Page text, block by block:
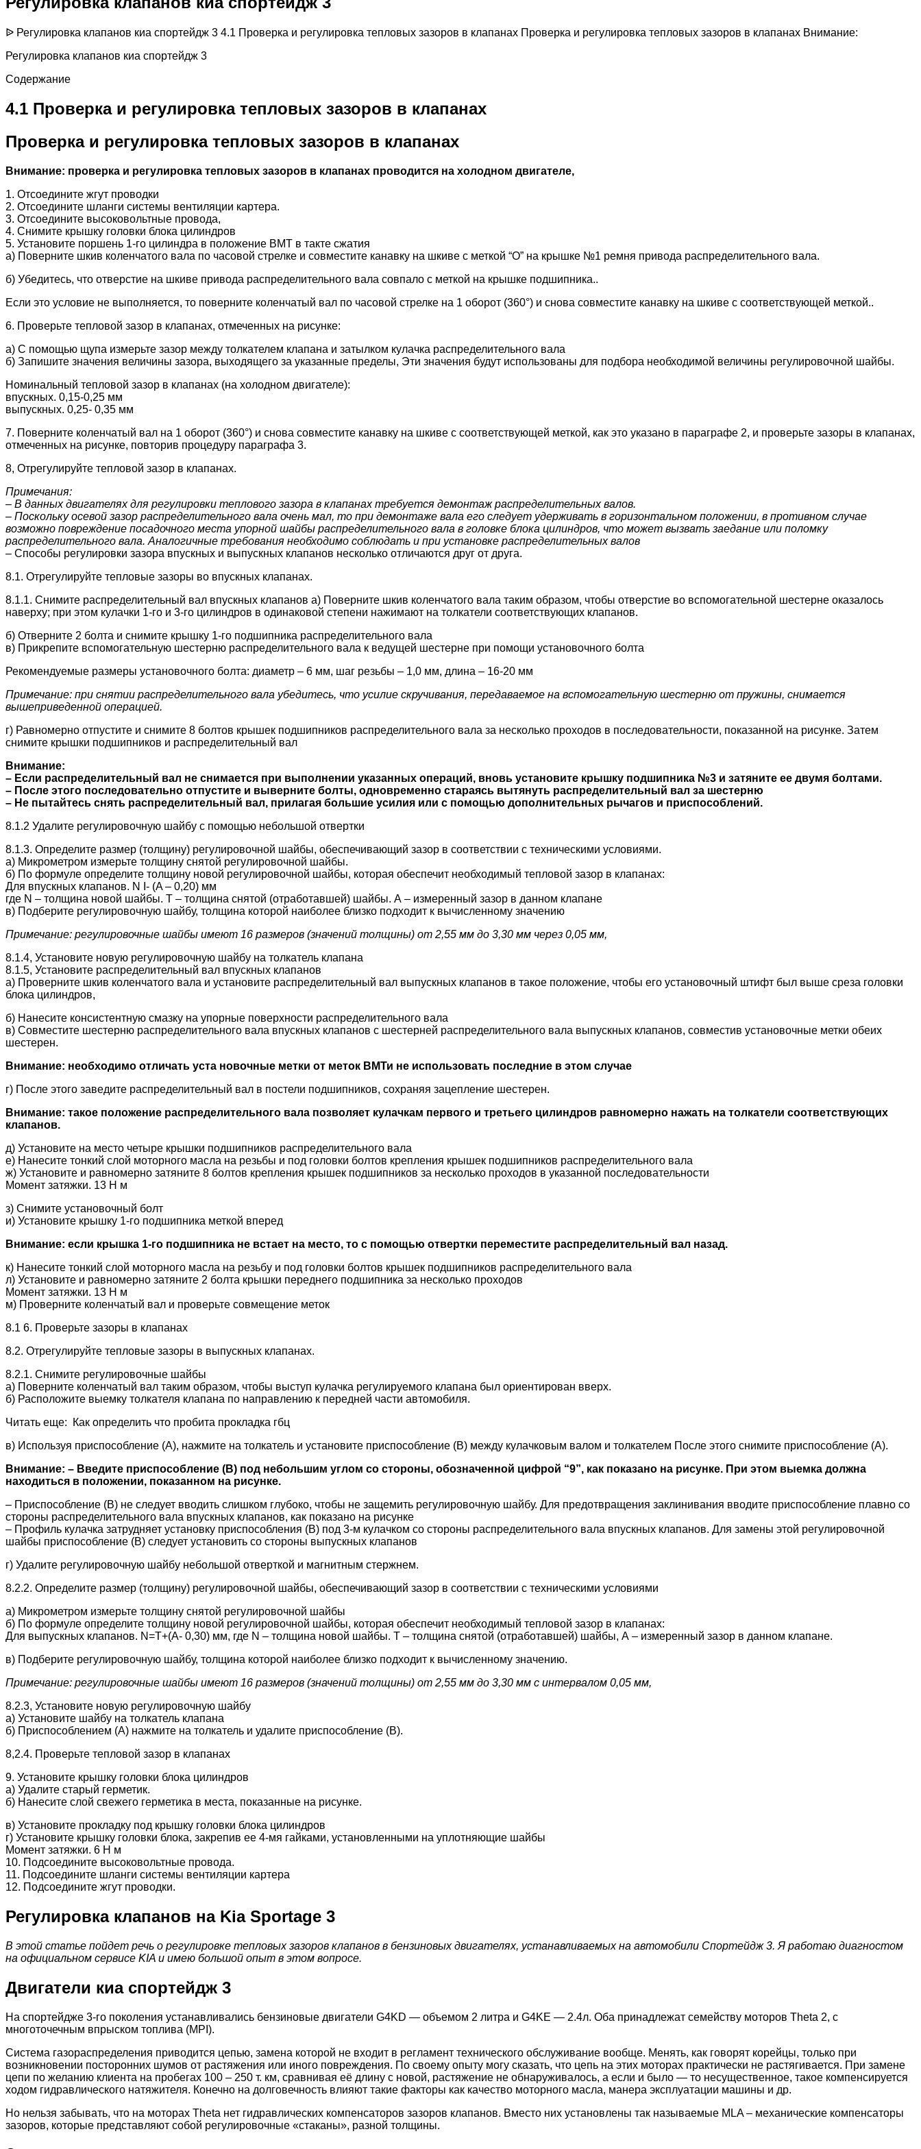
ᐉ Регулировка клапанов киа спортейдж 3 4.1 Проверка и регулировка тепловых зазоров в клапанах Проверка и регулировка тепловых зазоров в клапанах Внимание:
Регулировка клапанов киа спортейдж 3
Содержание
4.1 Проверка и регулировка тепловых зазоров в клапанах
Проверка и регулировка тепловых зазоров в клапанах
Внимание: проверка и регулировка тепловых зазоров в клапанах проводится на холодном двигателе,
1. Отсоедините жгут проводки
2. Отсоедините шланги системы вентиляции картера.
3. Отсоедините высоковольтные провода,
4. Снимите крышку головки блока цилиндров
5. Установите поршень 1-го цилиндра в положение ВМТ в такте сжатия
а) Поверните шкив коленчатого вала по часовой стрелке и совместите канавку на шкиве с меткой “О” на крышке №1 ремня привода распределительного вала.
б) Убедитесь, что отверстие на шкиве привода распределительного вала совпало с меткой на крышке подшипника..
Если это условие не выполняется, то поверните коленчатый вал по часовой стрелке на 1 оборот (360°) и снова совместите канавку на шкиве с соответствующей меткой..
6. Проверьте тепловой зазор в клапанах, отмеченных на рисунке:
а) С помощью щупа измерьте зазор между толкателем клапана и затылком кулачка распределительного вала
б) Запишите значения величины зазора, выходящего за указанные пределы, Эти значения будут использованы для подбора необходимой величины регулировочной шайбы.
Номинальный тепловой зазор в клапанах (на холодном двигателе):
впускных. 0,15-0,25 мм
выпускных. 0,25- 0,35 мм
7. Поверните коленчатый вал на 1 оборот (360°) и снова совместите канавку на шкиве с соответствующей меткой, как это указано в параграфе 2, и проверьте зазоры в клапанах,
отмеченных на рисунке, повторив процедуру параграфа 3.
8, Отрегулируйте тепловой зазор в клапанах.
Примечания:
– В данных двигателях для регулировки теплового зазора в клапанах требуется демонтаж распределительных валов.
– Поскольку осевой зазор распределительного вала очень мал, то при демонтаже вала его следует удерживать в горизонтальном положении, в противном случае
возможно повреждение посадочного места упорной шайбы распределительного вала в головке блока цилиндров, что может вызвать заедание или поломку
распределительного вала. Аналогичные требования необходимо соблюдать и при установке распределительных валов
– Способы регулировки зазора впускных и выпускных клапанов несколько отличаются друг от друга.
8.1. Отрегулируйте тепловые зазоры во впускных клапанах.
8.1.1. Снимите распределительный вал впускных клапанов а) Поверните шкив коленчатого вала таким образом, чтобы отверстие во вспомогательной шестерне оказалось
наверху; при этом кулачки 1-го и 3-го цилиндров в одинаковой степени нажимают на толкатели соответствующих клапанов.
б) Отверните 2 болта и снимите крышку 1-го подшипника распределительного вала
в) Прикрепите вспомогательную шестерню распределительного вала к ведущей шестерне при помощи установочного болта
Рекомендуемые размеры установочного болта: диаметр – 6 мм, шаг резьбы – 1,0 мм, длина – 16-20 мм
Примечание: при снятии распределительного вала убедитесь, что усилие скручивания, передаваемое на вспомогательную шестерню от пружины, снимается
вышеприведенной операцией.
г) Равномерно отпустите и снимите 8 болтов крышек подшипников распределительного вала за несколько проходов в последовательности, показанной на рисунке. Затем
снимите крышки подшипников и распределительный вал
Внимание:
– Если распределительный вал не снимается при выполнении указанных операций, вновь установите крышку подшипника №3 и затяните ее двумя болтами.
– После этого последовательно отпустите и выверните болты, одновременно стараясь вытянуть распределительный вал за шестерню
– Не пытайтесь снять распределительный вал, прилагая большие усилия или с помощью дополнительных рычагов и приспособлений.
8.1.2 Удалите регулировочную шайбу с помощью небольшой отвертки
8.1.3. Определите размер (толщину) регулировочной шайбы, обеспечивающий зазор в соответствии с техническими условиями.
а) Микрометром измерьте толщину снятой регулировочной шайбы.
б) По формуле определите толщину новой регулировочной шайбы, которая обеспечит необходимый тепловой зазор в клапанах:
Для впускных клапанов. N I- (A – 0,20) мм
где N – толщина новой шайбы. Т – толщина снятой (отработавшей) шайбы. А – измеренный зазор в данном клапане
в) Подберите регулировочную шайбу, толщина которой наиболее близко подходит к вычисленному значению
Примечание: регулировочные шайбы имеют 16 размеров (значений толщины) от 2,55 мм до 3,30 мм через 0,05 мм,
8.1.4, Установите новую регулировочную шайбу на толкатель клапана
8.1.5, Установите распределительный вал впускных клапанов
а) Проверните шкив коленчатого вала и установите распределительный вал выпускных клапанов в такое положение, чтобы его установочный штифт был выше среза головки
блока цилиндров,
б) Нанесите консистентную смазку на упорные поверхности распределительного вала
в) Совместите шестерню распределительного вала впускных клапанов с шестерней распределительного вала выпускных клапанов, совместив установочные метки обеих
шестерен.
Внимание: необходимо отличать уста новочные метки от меток ВМТи не использовать последние в этом случае
г) После этого заведите распределительный вал в постели подшипников, сохраняя зацепление шестерен.
Внимание: такое положение распределительного вала позволяет кулачкам первого и третьего цилиндров равномерно нажать на толкатели соответствующих
клапанов.
д) Установите на место четыре крышки подшипников распределительного вала
е) Нанесите тонкий слой моторного масла на резьбы и под головки болтов крепления крышек подшипников распределительного вала
ж) Установите и равномерно затяните 8 болтов крепления крышек подшипников за несколько проходов в указанной последовательности
Момент затяжки. 13 Н м
з) Снимите установочный болт
и) Установите крышку 1-го подшипника меткой вперед
Внимание: если крышка 1-го подшипника не встает на место, то с помощью отвертки переместите распределительный вал назад.
к) Нанесите тонкий слой моторного масла на резьбу и под головки болтов крышек подшипников распределительного вала
л) Установите и равномерно затяните 2 болта крышки переднего подшипника за несколько проходов
Момент затяжки. 13 Н м
м) Проверните коленчатый вал и проверьте совмещение меток
8.1 6. Проверьте зазоры в клапанах
8.2. Отрегулируйте тепловые зазоры в выпускных клапанах.
8.2.1. Снимите регулировочные шайбы
а) Поверните коленчатый вал таким образом, чтобы выступ кулачка регулируемого клапана был ориентирован вверх.
б) Расположите выемку толкателя клапана по направлению к передней части автомобиля.
Читать еще: Как определить что пробита прокладка гбц
в) Используя приспособление (А), нажмите на толкатель и установите приспособление (В) между кулачковым валом и толкателем После этого снимите приспособление (А).
Внимание: – Введите приспособление (В) под небольшим углом со стороны, обозначенной цифрой “9”, как показано на рисунке. При этом выемка должна
находиться в положении, показанном на рисунке.
– Приспособление (В) не следует вводить слишком глубоко, чтобы не защемить регулировочную шайбу. Для предотвращения заклинивания вводите приспособление плавно со
стороны распределительного вала впускных клапанов, как показано на рисунке
– Профиль кулачка затрудняет установку приспособления (В) под 3-м кулачком со стороны распределительного вала впускных клапанов. Для замены этой регулировочной
шайбы приспособление (В) следует установить со стороны выпускных клапанов
г) Удалите регулировочную шайбу небольшой отверткой и магнитным стержнем.
8.2.2. Определите размер (толщину) регулировочной шайбы, обеспечивающий зазор в соответствии с техническими условиями
а) Микрометром измерьте толщину снятой регулировочной шайбы
б) По формуле определите толщину новой регулировочной шайбы, которая обеспечит необходимый тепловой зазор в клапанах:
Для выпускных клапанов. N=T+(A- 0,30) мм, где N – толщина новой шайбы. Т – толщина снятой (отработавшей) шайбы, А – измеренный зазор в данном клапане.
в) Подберите регулировочную шайбу, толщина которой наиболее близко подходит к вычисленному значению.
Примечание: регулировочные шайбы имеют 16 размеров (значений толщины) от 2,55 мм до 3,30 мм с интервалом 0,05 мм,
8.2.3, Установите новую регулировочную шайбу
а) Установите шайбу на толкатель клапана
б) Приспособлением (А) нажмите на толкатель и удалите приспособление (В).
8,2.4. Проверьте тепловой зазор в клапанах
9. Установите крышку головки блока цилиндров
а) Удалите старый герметик.
б) Нанесите слой свежего герметика в места, показанные на рисунке.
в) Установите прокладку под крышку головки блока цилиндров
г) Установите крышку головки блока, закрепив ее 4-мя гайками, установленными на уплотняющие шайбы
Момент затяжки. 6 Н м
10. Подсоедините высоковольтные провода.
11. Подсоедините шланги системы вентиляции картера
12. Подсоедините жгут проводки.
Регулировка клапанов на Kia Sportage 3
В этой статье пойдет речь о регулировке тепловых зазоров клапанов в бензиновых двигателях, устанавливаемых на автомобили Спортейдж 3. Я работаю диагностом
на официальном сервисе KIA и имею большой опыт в этом вопросе.
Двигатели киа спортейдж 3
На спортейдже 3-го поколения устанавливались бензиновые двигатели G4KD — объемом 2 литра и G4KE — 2.4л. Оба принадлежат семейству моторов Theta 2, с
многоточечным впрыском топлива (MPI).
Система газораспределения приводится цепью, замена которой не входит в регламент технического обслуживание вообще. Менять, как говорят корейцы, только при
возникновении посторонних шумов от растяжения или иного повреждения. По своему опыту могу сказать, что цепь на этих моторах практически не растягивается. При замене
цепи по желанию клиента на пробегах 100 – 250 т. км, сравнивая её длину с новой, растяжение не обнаруживалось, а если и было — то несущественное, такое компенсируется
ходом гидравлического натяжителя. Конечно на долговечность влияют такие факторы как качество моторного масла, манера эксплуатации машины и др.
Но нельзя забывать, что на моторах Theta нет гидравлических компенсаторов зазоров клапанов. Вместо них установлены так называемые MLA – механические компенсаторы
зазоров, которые представляют собой регулировочные «стаканы», разной толщины.